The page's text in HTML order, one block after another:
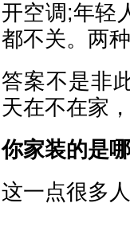
开空调;年轻
都不关。两
答案不是非
天在不在家
你家装的是
这一点很多